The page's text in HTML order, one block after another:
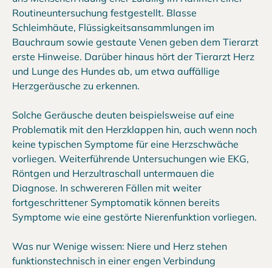
Routineuntersuchung festgestellt. Blasse
Schleimhäute, Flüssigkeitsansammlungen im
Bauchraum sowie gestaute Venen geben dem Tierarzt
erste Hinweise. Darüber hinaus hört der Tierarzt Herz
und Lunge des Hundes ab, um etwa auffällige
Herzgeräusche zu erkennen.
Solche Geräusche deuten beispielsweise auf eine
Problematik mit den Herzklappen hin, auch wenn noch
keine typischen Symptome für eine Herzschwäche
vorliegen. Weiterführende Untersuchungen wie EKG,
Röntgen und Herzultraschall untermauen die
Diagnose. In schwereren Fällen mit weiter
fortgeschrittener Symptomatik können bereits
Symptome wie eine gestörte Nierenfunktion vorliegen.
Was nur Wenige wissen: Niere und Herz stehen
funktionstechnisch in einer engen Verbindung